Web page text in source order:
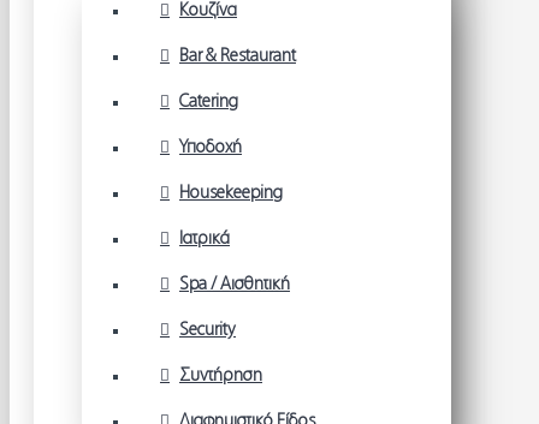
Κουζίνα
Bar & Restaurant
Catering
Υποδοχή
Housekeeping
Ιατρικά
Spa / Αισθητική
Security
Συντήρηση